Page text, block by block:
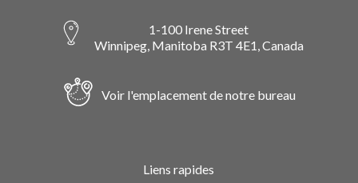
1-100 Irene Street
Winnipeg, Manitoba R3T 4E1, Canada
Voir l'emplacement de notre bureau
Liens rapides